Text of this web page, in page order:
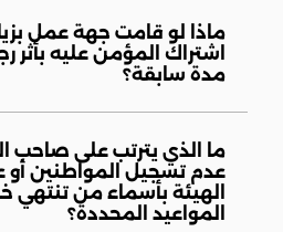
ماذا لو قامت جهة عمل
اشتراك المؤمن عليه
مدة سابقة؟
ما الذي يترتب على صاحب
عدم تسجيل المواطنين أو
الهيئة بأسماء من تنتهي
المواعيد المحددة؟